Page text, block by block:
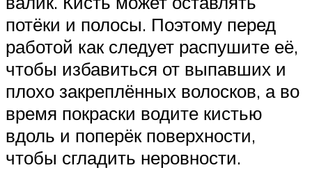
потёки и полосы. Поэтому перед
работой как следует распушите её,
чтобы избавиться от выпавших и
плохо закреплённых волосков, а во
время покраски водите кистью
вдоль и поперёк поверхности,
чтобы сгладить неровности.